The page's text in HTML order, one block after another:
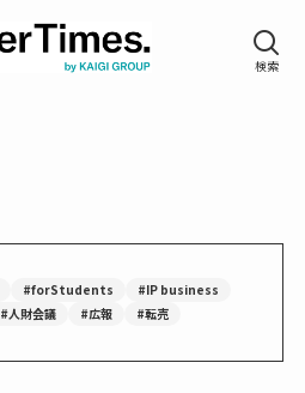
#forStudents
#IP business
#人財会議 #広報 #転売